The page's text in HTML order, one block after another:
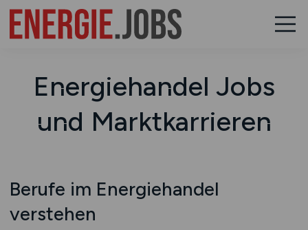
Energiehandel Jobs
und Marktkarrieren
Berufe im Energiehandel
verstehen